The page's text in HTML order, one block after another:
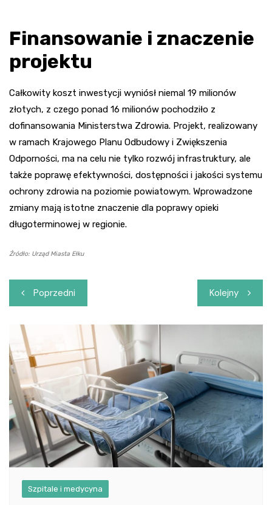
Finansowanie i znaczenie
projektu
Całkowity koszt inwestycji wyniósł niemal 19 milionów
złotych, z czego ponad 16 milionów pochodziło z
dofinansowania Ministerstwa Zdrowia. Projekt, realizowany
w ramach Krajowego Planu Odbudowy i Zwiększenia
Odporności, ma na celu nie tylko rozwój infrastruktury, ale
także poprawę efektywności, dostępności i jakości systemu
ochrony zdrowia na poziomie powiatowym. Wprowadzone
zmiany mają istotne znaczenie dla poprawy opieki
długoterminowej w regionie.
Źródło: Urząd Miasta Ełku
Nawigacja
wpisu
Poprzedni Kolejny
Szpitale i medycyna